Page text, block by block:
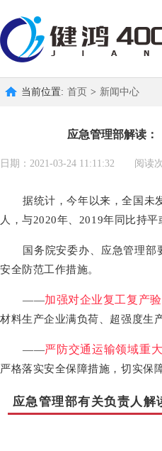
当前位置: 首页 > 新闻中心
应急管理部解读
日期：2021-03-24 11:11:32 阅读
据统计，今年以来，全国未
人，与2020年、2019年同比持平
国务院安委办、应急管理
安全防范工作措施。
——加强对企业复工复产
材料生产企业满负荷、超强度生
——严防交通运输领域重
严格落实安全保障措施，切实保
应急管理部有关负责人